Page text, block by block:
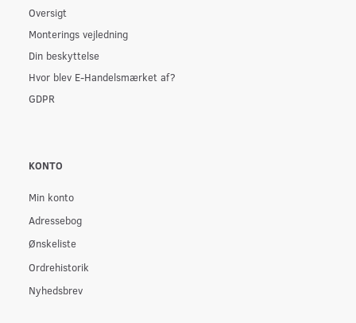
Oversigt
Monterings vejledning
Din beskyttelse
Hvor blev E-Handelsmærket af?
GDPR
KONTO
Min konto
Adressebog
Ønskeliste
Ordrehistorik
Nyhedsbrev